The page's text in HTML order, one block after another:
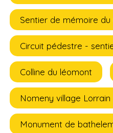
Sentier de mémoire
Circuit pédestre -
Colline du léomont
Nomeny village Lorrain
Monument de